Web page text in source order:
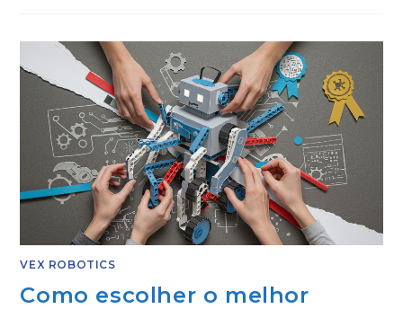
VEX ROBOTICS
Como escolher o melhor